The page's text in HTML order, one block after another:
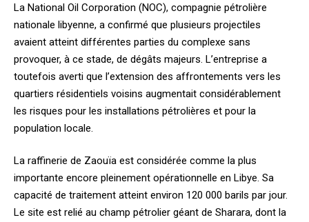
La National Oil Corporation (NOC), compagnie pétrolière
nationale libyenne, a confirmé que plusieurs projectiles
avaient atteint différentes parties du complexe sans
provoquer, à ce stade, de dégâts majeurs. L’entreprise a
toutefois averti que l’extension des affrontements vers les
quartiers résidentiels voisins augmentait considérablement
les risques pour les installations pétrolières et pour la
population locale.
La raffinerie de Zaouïa est considérée comme la plus
importante encore pleinement opérationnelle en Libye. Sa
capacité de traitement atteint environ 120 000 barils par jour.
Le site est relié au champ pétrolier géant de Sharara, dont la